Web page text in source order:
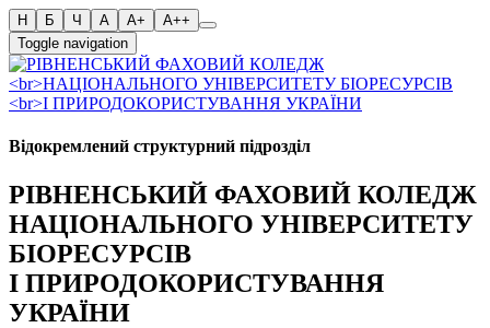
Toggle navigation
Відокремлений структурний підрозділ
РІВНЕНСЬКИЙ ФАХОВИЙ КОЛЕДЖ
НАЦІОНАЛЬНОГО УНІВЕРСИТЕТУ
БІОРЕСУРСІВ
І ПРИРОДОКОРИСТУВАННЯ
УКРАЇНИ